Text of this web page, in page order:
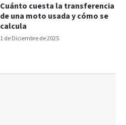
1 de Diciembre de 2025
Cuánto cuesta la transferencia
de una moto usada y cómo se
calcula